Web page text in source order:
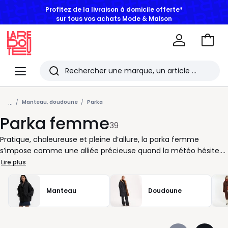
Profitez de la livraison à domicile offerte*
sur tous vos achats Mode & Maison
Menu
Redoute
Rechercher
Les
derniers
articles
consultés
Aller
... Manteau, doudoune Parka
Parka femme39
Pratique, chaleureuse et pleine d’allure, la parka femme
s’impose comme une alliée précieuse quand la météo hésite.
Entre la légèreté d’une veste et la protection d’un manteau,
elle conjugue confort et style au quotidien. Vous aimez les
silhouettes décontractées ? La parka s’adapte à toutes vos
envies, du look urbain à la tenue plus élégante. Ses détails
fonctionnels fermeture bien pensée, capuche ajustable,
Lire plus
Manteau Doudoune